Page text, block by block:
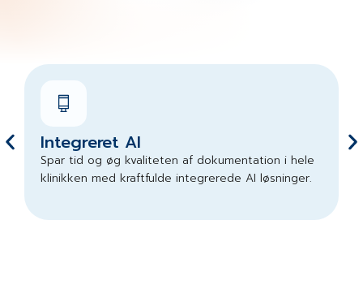
Integreret AI
Spar tid og øg kvaliteten af dokumentation i hele
klinikken med kraftfulde integrerede AI løsninger.